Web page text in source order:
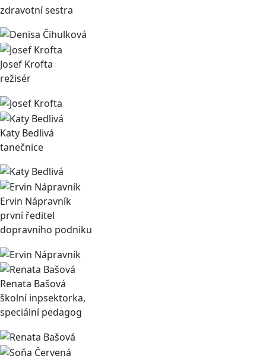
zdravotní sestra
Josef Krofta
režisér
Katy Bedlivá
tanečnice
Ervin Nápravník
první ředitel
dopravního podniku
Renata Bašová
školní inpsektorka,
speciální pedagog